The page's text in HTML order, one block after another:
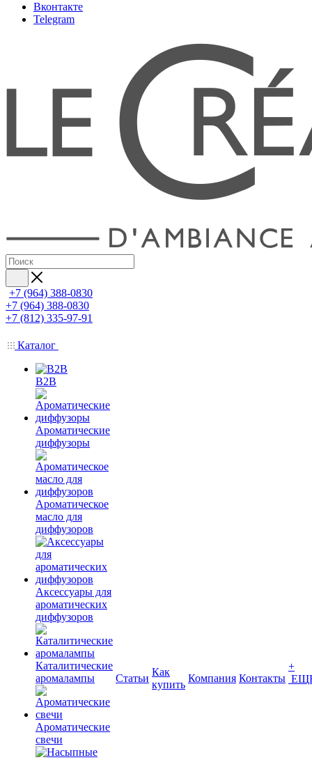
Вконтакте
Telegram
+7 (964) 388-0830
+7 (964) 388-0830
+7 (812) 335-97-91
Каталог
B2B
Ароматические
диффузоры
Ароматическое
масло для
диффузоров
Аксессуары для
ароматических
диффузоров
Каталитические
аромалампы
Ароматические
свечи
Статьи
Как
купить
Компания Контакты
+